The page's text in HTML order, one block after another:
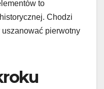
to
Chodzi
pierwotny